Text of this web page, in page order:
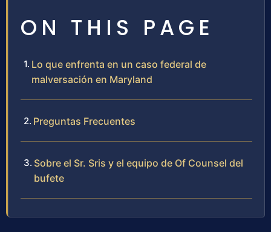
ON THIS PAGE
Lo que enfrenta en un caso federal de
malversación en Maryland
Preguntas Frecuentes
Sobre el Sr. Sris y el equipo de Of Counsel del
bufete